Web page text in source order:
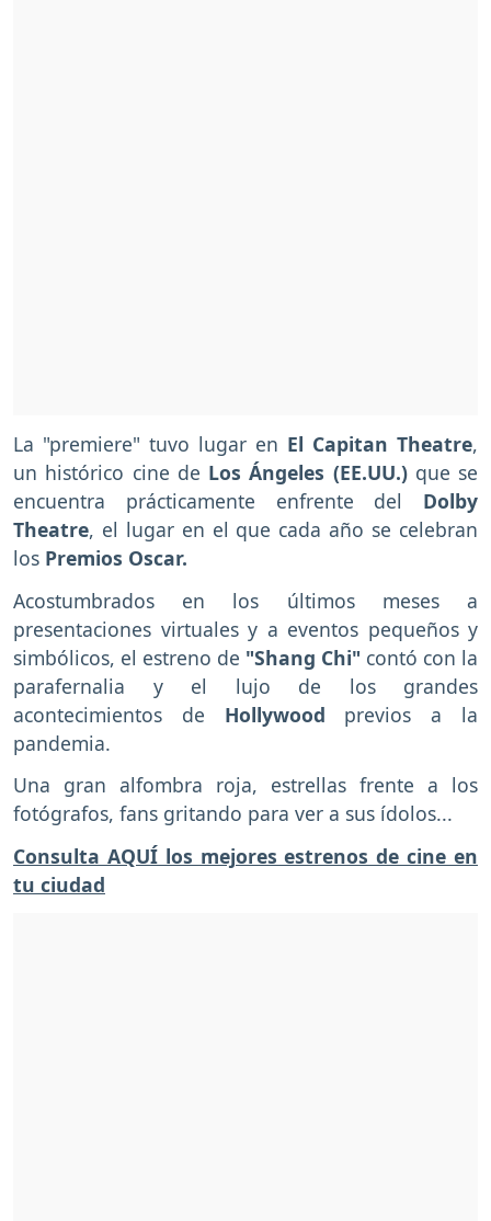
La "premiere" tuvo lugar en El Capitan Theatre,
un histórico cine de Los Ángeles (EE.UU.) que se
encuentra prácticamente enfrente del Dolby
Theatre, el lugar en el que cada año se celebran
los Premios Oscar.
Acostumbrados en los últimos meses a
presentaciones virtuales y a eventos pequeños y
simbólicos, el estreno de "Shang Chi" contó con la
parafernalia y el lujo de los grandes
acontecimientos de Hollywood previos a la
pandemia.
Una gran alfombra roja, estrellas frente a los
fotógrafos, fans gritando para ver a sus ídolos...
Consulta AQUÍ los mejores estrenos de cine en
tu ciudad